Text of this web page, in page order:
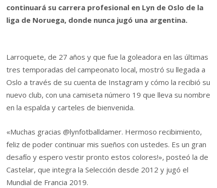
continuará su carrera profesional en Lyn de Oslo de la
liga de Noruega, donde nunca jugó una argentina.
Larroquete, de 27 años y que fue la goleadora en las últimas
tres temporadas del campeonato local, mostró su llegada a
Oslo a través de su cuenta de Instagram y cómo la recibió su
nuevo club, con una camiseta número 19 que lleva su nombre
en la espalda y carteles de bienvenida.
«Muchas gracias @lynfotballdamer. Hermoso recibimiento,
feliz de poder continuar mis sueños con ustedes. Es un gran
desafío y espero vestir pronto estos colores!», posteó la de
Castelar, que integra la Selección desde 2012 y jugó el
Mundial de Francia 2019.